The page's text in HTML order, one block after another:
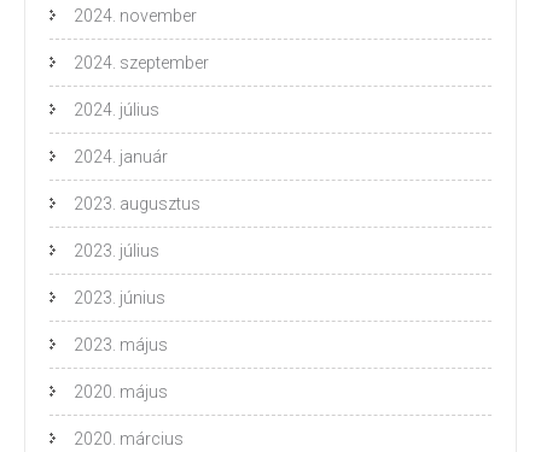
2024. november
2024. szeptember
2024. július
2024. január
2023. augusztus
2023. július
2023. június
2023. május
2020. május
2020. március